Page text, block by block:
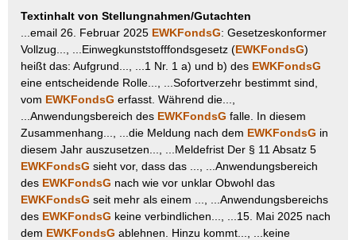
Textinhalt von Stellungnahmen/Gutachten
...email 26. Februar 2025 EWKFondsG: Gesetzeskonformer
Vollzug..., ...Einwegkunststofffondsgesetz (EWKFondsG)
heißt das: Aufgrund..., ...1 Nr. 1 a) und b) des EWKFondsG
eine entscheidende Rolle..., ...Sofortverzehr bestimmt sind,
vom EWKFondsG erfasst. Während die...,
...Anwendungsbereich des EWKFondsG falle. In diesem
Zusammenhang..., ...die Meldung nach dem EWKFondsG in
diesem Jahr auszusetzen..., ...Meldefrist Der § 11 Absatz 5
EWKFondsG sieht vor, dass das ..., ...Anwendungsbereich
des EWKFondsG nach wie vor unklar Obwohl das
EWKFondsG seit mehr als einem ..., ...Anwendungsbereichs
des EWKFondsG keine verbindlichen..., ...15. Mai 2025 nach
dem EWKFondsG ablehnen. Hinzu kommt..., ...keine